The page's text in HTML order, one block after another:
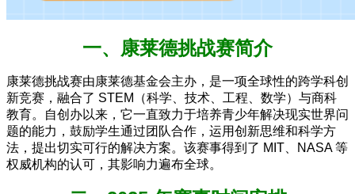
一、康莱德挑战赛简介
康莱德挑战赛由康莱德基金会主办，是一项全球性的跨学科创
新竞赛，融合了 STEM（科学、技术、工程、数学）与商科
教育。自创办以来，它一直致力于培养青少年解决现实世界问
题的能力，鼓励学生通过团队合作，运用创新思维和科学方
法，提出切实可行的解决方案。该赛事得到了 MIT、NASA 等
权威机构的认可，其影响力遍布全球。